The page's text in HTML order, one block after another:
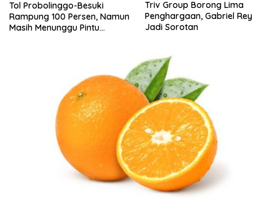
Besuki
100 Persen, Namun
Menunggu Pintu
Triv Group Borong Lima
Penghargaan, Gabriel Rey
Jadi Sorotan